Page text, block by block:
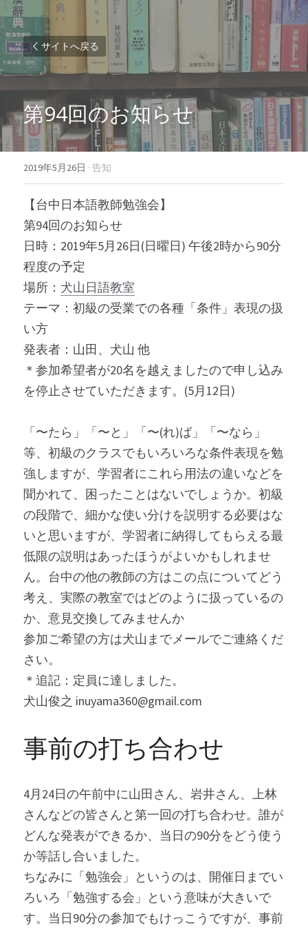
サイトへ戻る
第94回のお知らせ
2019年5月26日 · 告知
【台中日本語教師勉強会】
第94回のお知らせ
日時：2019年5月26日(日曜日) 午後2時から90分
程度の予定
場所： 犬山日語教室
テーマ：初級の受業での各種「条件」表現の扱
い方
発表者：山田、犬山 他
＊参加希望者が20名を越えましたので申し込み
を停止させていただきます。(5月12日)
「〜たら」「〜と」「〜(れ)ば」「〜なら」
等、初級のクラスでもいろいろな条件表現を勉
強しますが、学習者にこれら用法の違いなどを
聞かれて、困ったことはないでしょうか。初級
の段階で、細かな使い分けを説明する必要はな
いと思いますが、学習者に納得してもらえる最
低限の説明はあったほうがよいかもしれませ
ん。台中の他の教師の方はこの点についてどう
考え、実際の教室ではどのように扱っているの
か、意見交換してみませんか
参加ご希望の方は犬山までメールでご連絡くだ
さい。
＊追記：定員に達しました。
犬山俊之 inuyama360@gmail.com
事前の打ち合わせ
4月24日の午前中に山田さん、岩井さん、上林
さんなどの皆さんと第一回の打ち合わせ。誰が
どんな発表ができるか、当日の90分をどう使う
か等話し合いました。
ちなみに「勉強会」というのは、開催日までい
ろいろ「勉強する会」という意味が大きいで
す。当日90分の参加でもけっこうですが、事前